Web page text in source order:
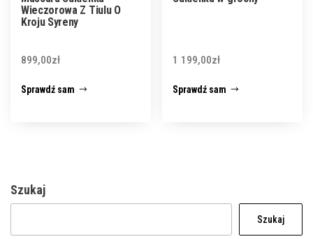
Wieczorowa Z Tiulu O
Kroju Syreny
899,00zł
Sprawdź sam
1 199,00zł
Sprawdź sam
Szukaj
Szukaj